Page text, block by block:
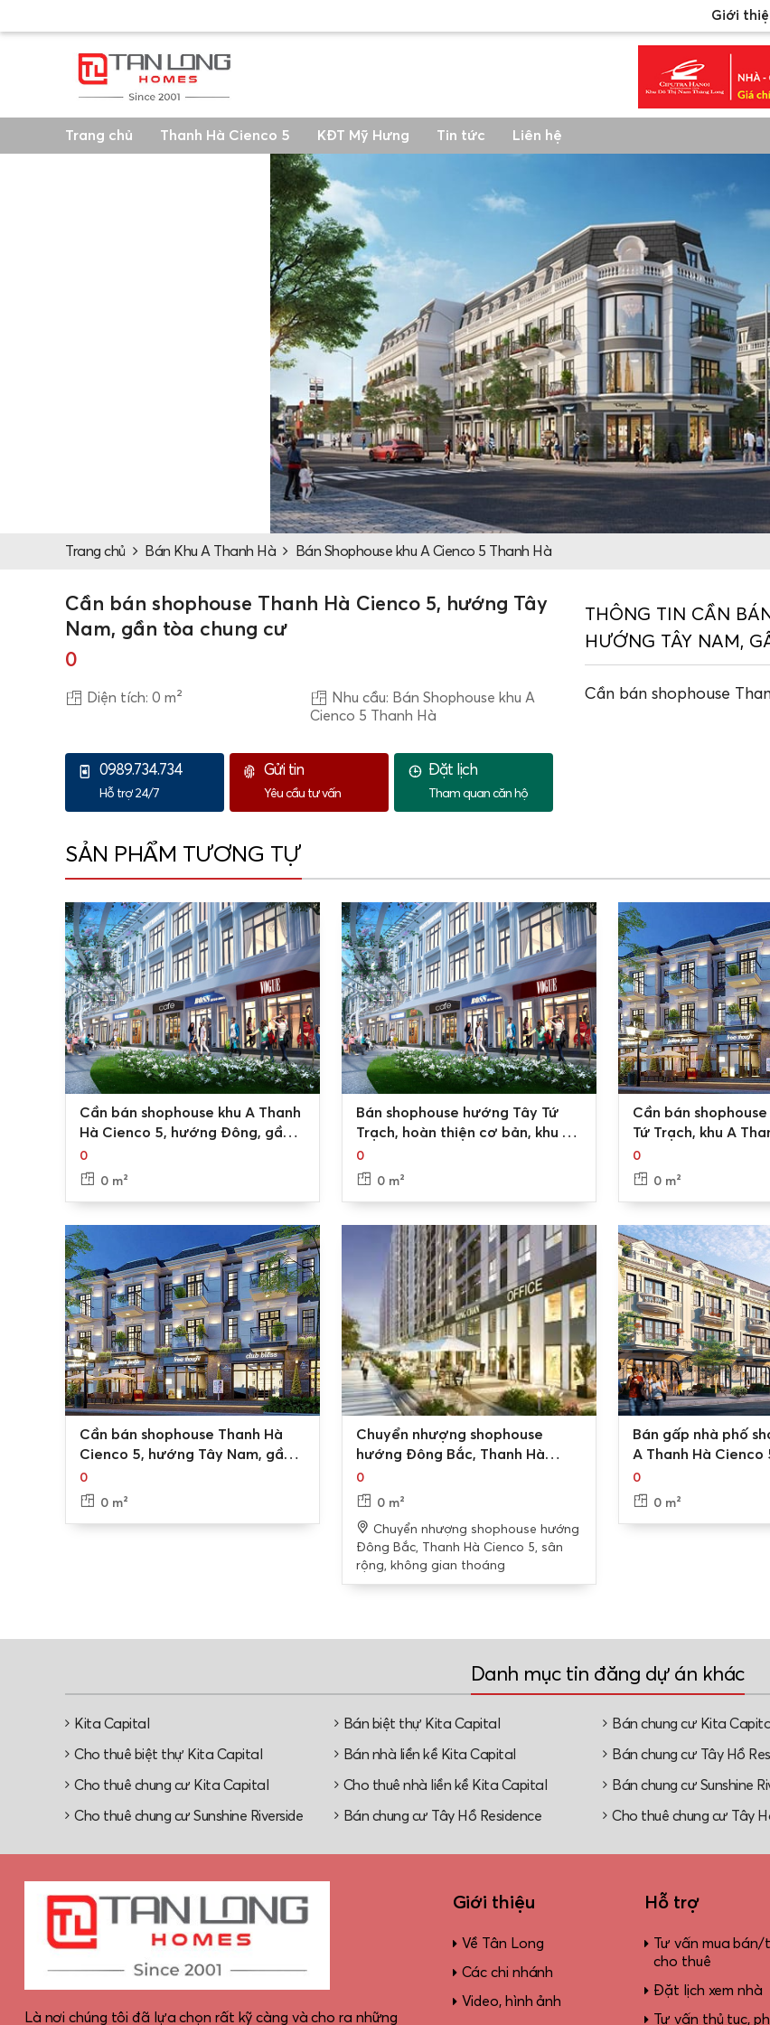
Giới
Trang chủ Thanh Hà Cienco 5 KĐT Mỹ Hưng Tin tức Liên hệ
Trang chủ Bán Khu A Thanh Hà Bán Shophouse khu A Cienco 5 Thanh Hà
Cần bán shophouse Thanh Hà Cienco 5, hướng Tây
Nam, gần tòa chung cư
0
Diện tích: 0 m²
Nhu cầu: Bán Shophouse khu A
Cienco 5 Thanh Hà
0989.734.734
Hỗ trợ 24/7
Gửi tin
Yêu cầu tư vấn
Đặt lịch
Tham quan căn hộ
THÔNG TIN CẦN
HƯỚNG TÂY NAM,
Cần bán shophouse
SẢN PHẨM TƯƠNG TỰ
Cần bán shophouse khu A Thanh
Hà Cienco 5, hướng Đông, gần
tòa chung cư
0
0 m²
Bán shophouse hướng Tây Tứ
Trạch, hoàn thiện cơ bản, khu A
Thanh Hà Cienco 5
0
0 m²
Cần bán
Tứ Trạch, khu A
5, gần công viên nội
0
0 m²
Cần bán shophouse Thanh Hà
Cienco 5, hướng Tây Nam, gần
tòa chung cư
0
0 m²
Chuyển nhượng shophouse
hướng Đông Bắc, Thanh Hà
Cienco 5, sân rộng, không gian
thoáng
0
0 m²
Chuyển nhượng shophouse hướng
Đông Bắc, Thanh Hà Cienco 5, sân
rộng, không gian thoáng
Bán gấp nhà phố
A Thanh Hà Cienco
Đông Nam, full đồ
0
0 m²
Danh mục tin đăng dự án khác
Kita Capital Bán biệt thự Kita Capital Bán chung cư Kita
Cho thuê biệt thự Kita Capital Bán nhà liền kề Kita Capital Bán chung cư Tây Hồ
Cho thuê chung cư Kita Capital Cho thuê nhà liền kề Kita Capital Bán chung cư Sunshine
Cho thuê chung cư Sunshine Riverside Bán chung cư Tây Hồ Residence Cho thuê chung cư Tây
Là nơi chúng tôi đã lựa chọn rất kỹ càng và cho ra những
Giới thiệu
Về Tân Long
Các chi nhánh
Video, hình ảnh
Hỗ trợ
Tư vấn mua bán/
cho thuê
Đặt lịch xem nhà
Tư vấn thủ tục,